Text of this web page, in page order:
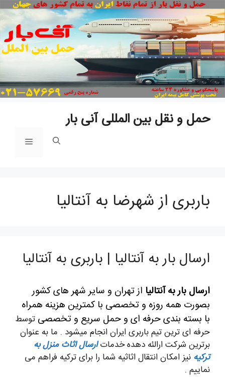
حمل و نقل بین المللی آنی بار
فهرست
باربری از شهرضا به آنتالیا
ارسال بار به آنتالیا | باربری به آنتالیا
ارسال بار به آنتالیا از تهران و سایر شهر های کشور
بصورت همه روزه و تخصصی با کمترین هزینه همراه
با بسته بندی حرفه ای و حمل سریع و تخصصی توسط
حرفه ای ترین تیم باربری ایران انجام میشود . ما به عنوان
برترین شرکت ارالئه دهده خدماتارسال اثاث منزل به
ترکیه نیز امکان انتقال اثاثیه شما را برای ترکیه فراهم می
نماییم .